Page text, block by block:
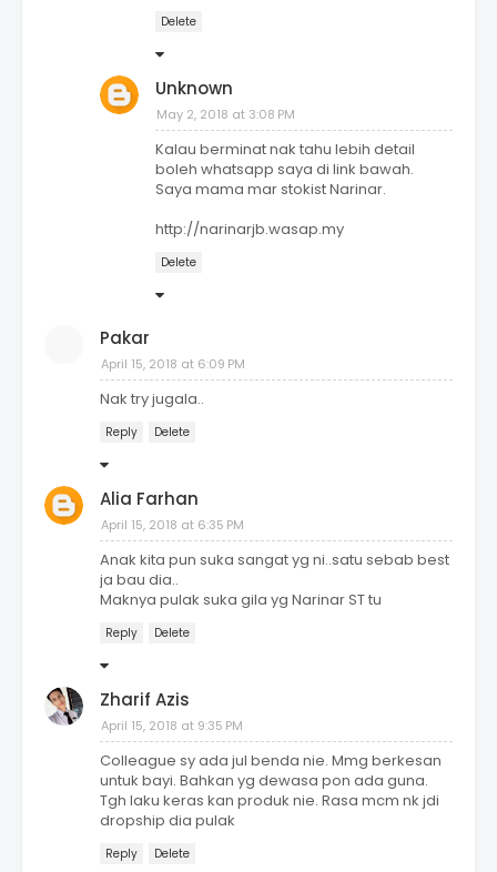
Delete
Unknown
May 2, 2018 at 3:08 PM
Kalau berminat nak tahu lebih detail
boleh whatsapp saya di link bawah.
Saya mama mar stokist Narinar.
http://narinarjb.wasap.my
Delete
Pakar
April 15, 2018 at 6:09 PM
Nak try jugala..
Reply Delete
Alia Farhan
April 15, 2018 at 6:35 PM
Anak kita pun suka sangat yg ni..satu sebab best
ja bau dia..
Maknya pulak suka gila yg Narinar ST tu
Reply Delete
Zharif Azis
April 15, 2018 at 9:35 PM
Colleague sy ada jul benda nie. Mmg berkesan
untuk bayi. Bahkan yg dewasa pon ada guna.
Tgh laku keras kan produk nie. Rasa mcm nk jdi
dropship dia pulak
Reply Delete